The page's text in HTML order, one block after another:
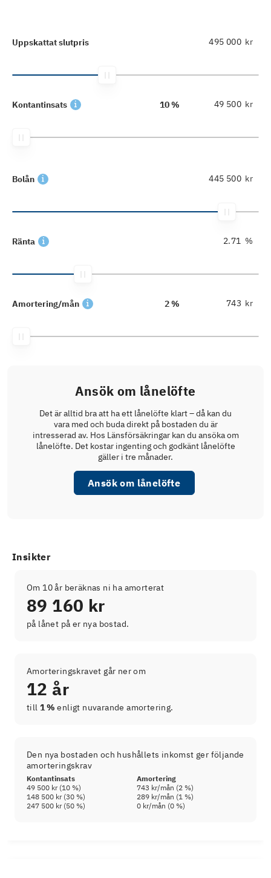
Uppskattat slutpris kr
Kontantinsats 10 % kr
Bolån kr
Ränta %
Amortering/mån 2 % kr
Ansök om lånelöfte
Det är alltid bra att ha ett lånelöfte klart – då kan du
vara med och buda direkt på bostaden du är
intresserad av. Hos Länsförsäkringar kan du ansöka om
lånelöfte. Det kostar ingenting och godkänt lånelöfte
gäller i tre månader.
Ansök om lånelöfte
Insikter
Om 10 år beräknas ni ha amorterat
89 160 kr
på lånet på er nya bostad.
Amorteringskravet går ner om
12 år
till 1 % enligt nuvarande amortering.
Den nya bostaden och hushållets inkomst ger följande
amorteringskrav
Kontantinsats
Amortering
49 500 kr(10 %) 743 kr/mån (2 %)
148 500 kr(30 %) 289 kr/mån (1 %)
247 500 kr(50 %) 0 kr/mån (0 %)